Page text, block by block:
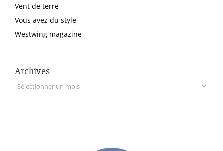
Vent de terre
Vous avez du style
Westwing magazine
Archives
Archives